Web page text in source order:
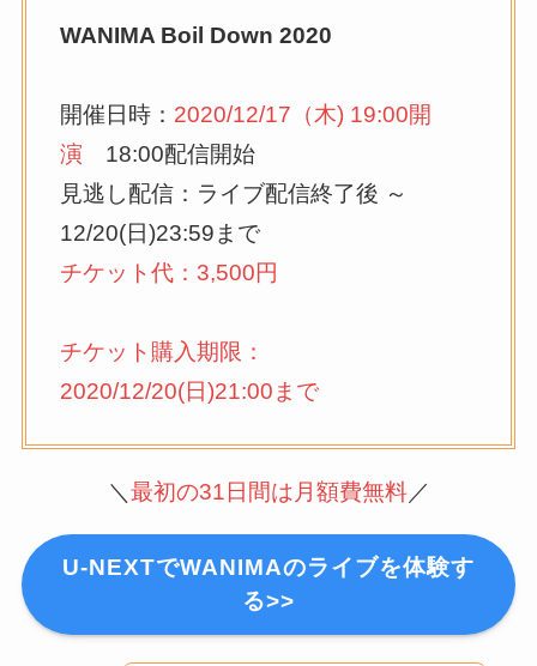
WANIMA Boil Down 2020
開催日時： 2020/12/17（木) 19:00開
演 18:00配信開始
見逃し配信：ライブ配信終了後 ～
12/20(日)23:59まで
チケット代：3,500円
チケット購入期限：
2020/12/20(日)21:00まで
＼最初の31日間は月額費無料／
U-NEXTでWANIMAのライブを体験す
る>>